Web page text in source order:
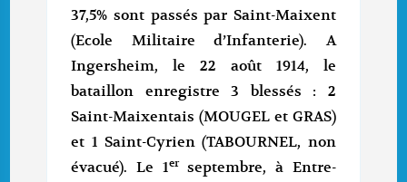
37,5% sont passés par Saint-Maixent
(Ecole Militaire d’Infanterie). A
Ingersheim, le 22 août 1914, le
bataillon enregistre 3 blessés : 2
Saint-Maixentais (MOUGEL et GRAS)
et 1 Saint-Cyrien (TABOURNEL, non
évacué). Le 1erseptembre, à Entre-